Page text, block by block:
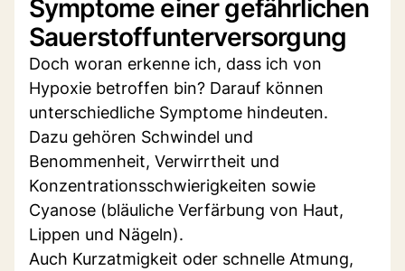
Symptome einer gefährlichen
Sauerstoffunterversorgung
Doch woran erkenne ich, dass ich von
Hypoxie betroffen bin? Darauf können
unterschiedliche Symptome hindeuten.
Dazu gehören Schwindel und
Benommenheit, Verwirrtheit und
Konzentrationsschwierigkeiten sowie
Cyanose (bläuliche Verfärbung von Haut,
Lippen und Nägeln).
Auch Kurzatmigkeit oder schnelle Atmung,